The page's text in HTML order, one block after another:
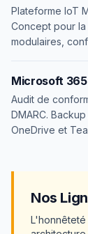
Plateforme IoT
Concept pour
modulaires,
Microsoft 365
Audit de
DMARC.
OneDrive et
Nos